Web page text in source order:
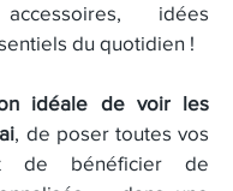
idées
du quotidien !
idéale de voir les
, de poser toutes vos
de bénéficier de